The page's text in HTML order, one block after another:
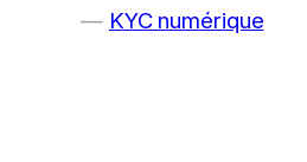
KYC numérique